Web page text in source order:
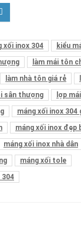
xối inox 304
kiểu
làm mái tôn
làm nhà tôn giá rẻ
sân thượng
lợp
máng xối inox 304
máng xối inox đẹp
máng xối inox nhà dân
máng xối tole
304